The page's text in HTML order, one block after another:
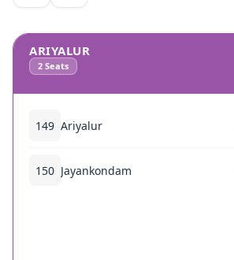
ARIYALUR
2 Seats
149 Ariyalur
150 Jayankondam